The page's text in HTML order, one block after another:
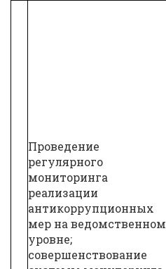
Проведение
регулярного
мониторинга
реализации
антикоррупционных
мер на ведомственном
уровне;
совершенствование